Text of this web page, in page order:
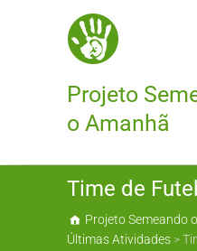
Projeto
o Amanhã
Time de
Projeto Semeando
Últimas Atividades >